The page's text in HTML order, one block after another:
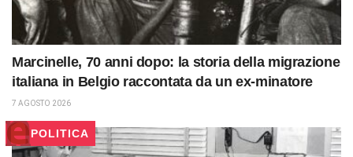
Marcinelle, 70 anni dopo: la storia della migrazione
italiana in Belgio raccontata da un ex-minatore
7 AGOSTO 2026
POLITICA